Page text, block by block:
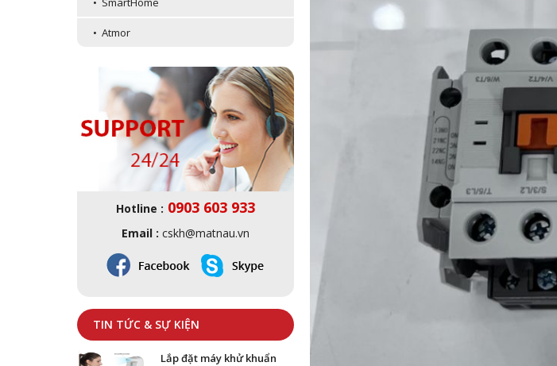
• Atmor
Hotline : 0903 603 933
Email : cskh@matnau.vn
TIN TỨC & SỰ KIỆN
Lắp đặt máy khử khuẩn